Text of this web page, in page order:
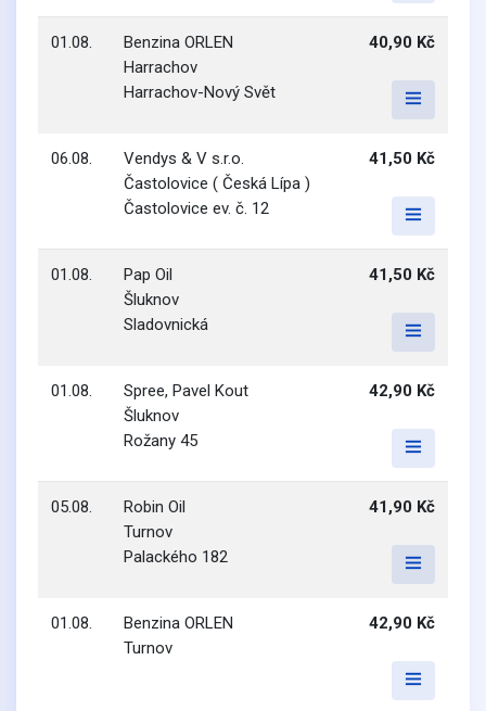
01.08.
Benzina ORLEN
Harrachov
Harrachov-Nový Svět
40,90 Kč
06.08.
Vendys & V s.r.o.
Častolovice ( Česká Lípa )
Častolovice ev. č. 12
41,50 Kč
01.08.
Pap Oil
Šluknov
Sladovnická
41,50 Kč
01.08.
Spree, Pavel Kout
Šluknov
Rožany 45
42,90 Kč
05.08.
Robin Oil
Turnov
Palackého 182
41,90 Kč
01.08.
Benzina ORLEN
Turnov
42,90 Kč